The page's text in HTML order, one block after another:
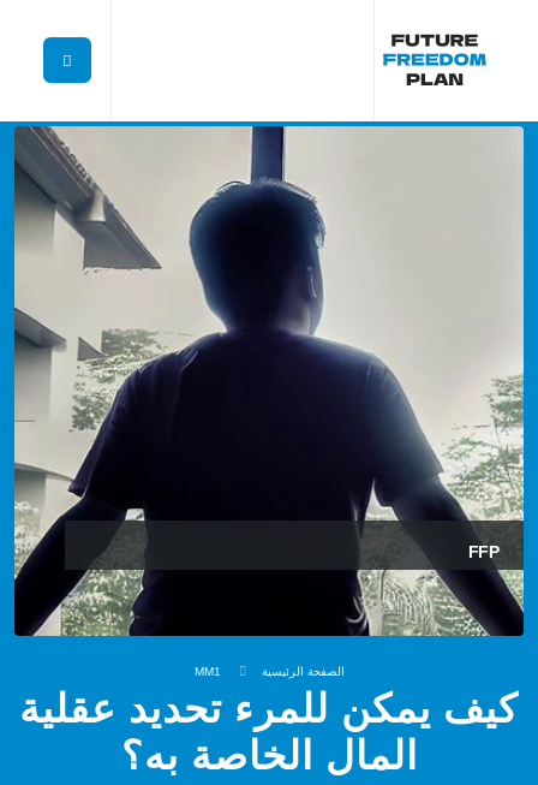
FFP
الصفحة الرئيسية MM1
كيف يمكن للمرء تحديد عقلية
المال الخاصة به؟